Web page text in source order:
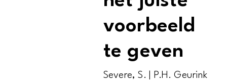
voorbeeld
te geven
Severe, S. | P.H. Geurink